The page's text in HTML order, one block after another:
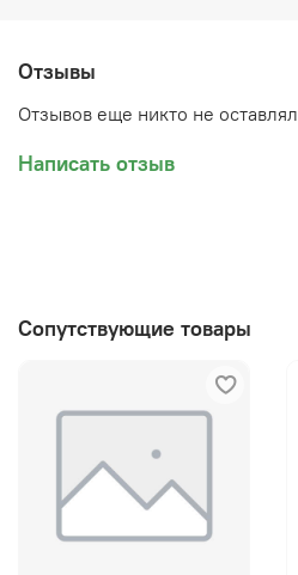
Отзывы
Отзывов еще никто не оставлял
Написать отзыв
Сопутствующие товары